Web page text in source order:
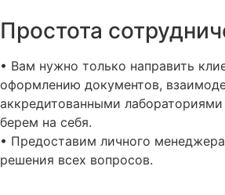
Простота
• Вам нужно только направить
оформлению документов,
аккредитованными
берем на себя.
• Предоставим личного
решения всех вопросов.